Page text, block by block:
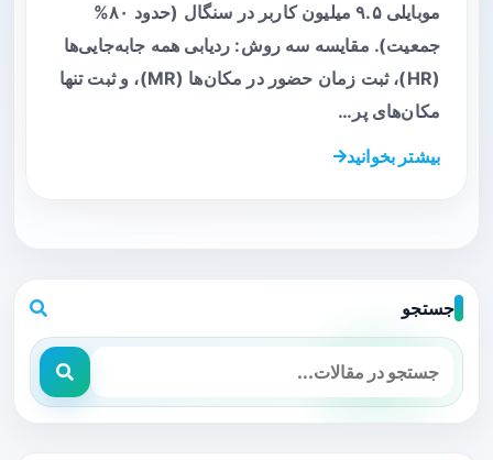
موبایلی ۹.۵ میلیون کاربر در سنگال (حدود ۸۰%
جمعیت). مقایسه سه روش: ردیابی همه جابه‌جایی‌ها
(HR)، ثبت زمان حضور در مکان‌ها (MR)، و ثبت تنها
مکان‌های پر…
بیشتر بخوانید
جستجو